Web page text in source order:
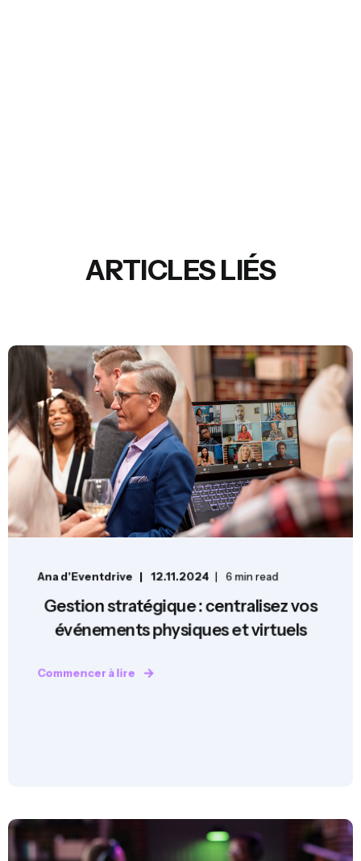
ARTICLES LIÉS
Ana d'Eventdrive 12.11.2024 6 min read
Gestion stratégique : centralisez vos
événements physiques et virtuels
Commencer à lire